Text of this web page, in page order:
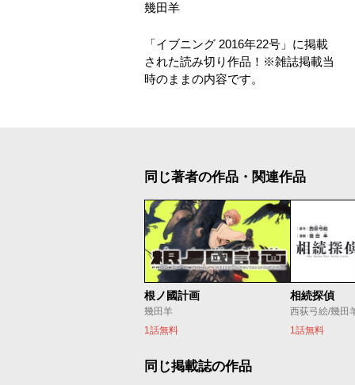
幾田羊
「イブニング 2016年22号」に掲載
された読み切り作品！※雑誌掲載当
時のままの内容です。
同じ著者の作品・関連作品
根ノ國計画
幾田羊
1話無料
相続探偵
西荻弓絵/幾田
1話無料
同じ掲載誌の作品